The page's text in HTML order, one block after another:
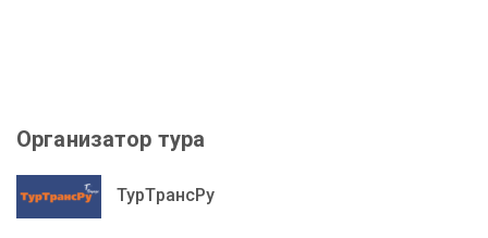
Организатор тура
ТурТрансРу